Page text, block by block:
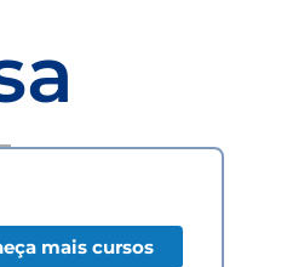
mais cursos